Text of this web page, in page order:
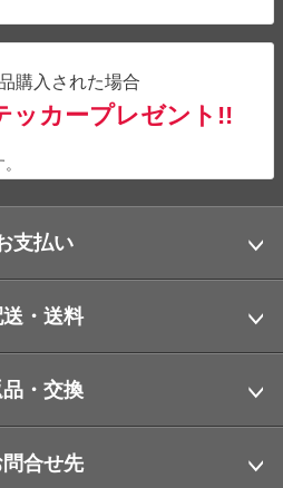
購入された場合
ッカープレゼント!!
支払い
・送料
・交換
問合せ先